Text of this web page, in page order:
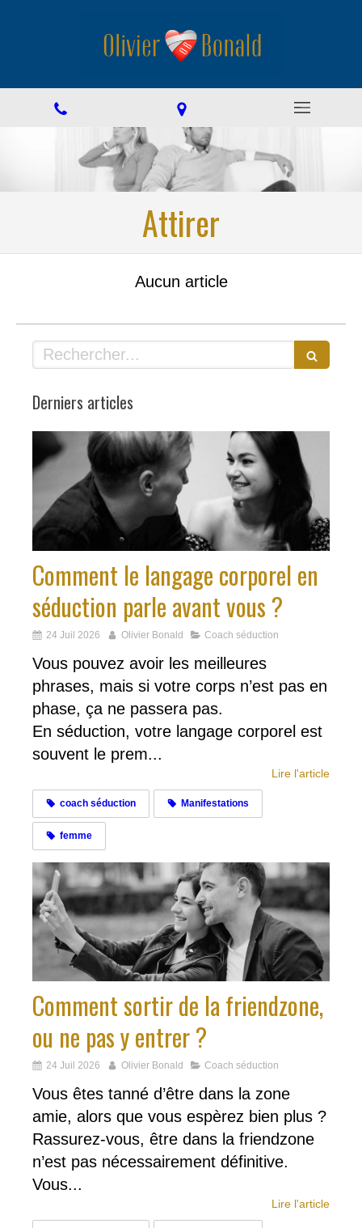
Attirer
Aucun article
Rechercher
Derniers articles
Comment le langage corporel en
séduction parle avant vous ?
24 Juil 2026 Olivier Bonald Coach séduction
Vous pouvez avoir les meilleures
phrases, mais si votre corps n’est pas en
phase, ça ne passera pas.
En séduction, votre langage corporel est
souvent le prem...
Lire l'article
coach séduction Manifestations
femme
Comment sortir de la friendzone,
ou ne pas y entrer ?
24 Juil 2026 Olivier Bonald Coach séduction
Vous êtes tanné d’être dans la zone
amie, alors que vous espèrez bien plus ?
Rassurez-vous, être dans la friendzone
n’est pas nécessairement définitive.
Vous...
Lire l'article